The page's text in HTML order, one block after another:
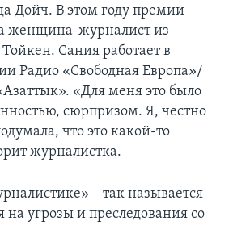
Дойч. В этом году премии
женщина-журналист из
Сания работает в
Радио «Свободная Европа»/
«Для меня это было
сюрпризом. Я, честно
что это какой-то
журналистка.
– так называется
на угрозы и преследования со